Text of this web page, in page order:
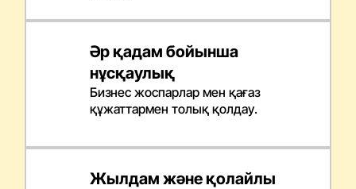
Әр қадам бойынша
нұсқаулық
Бизнес жоспарлар мен қағаз
құжаттармен толық қолдау.
Жылдам және қолайлы